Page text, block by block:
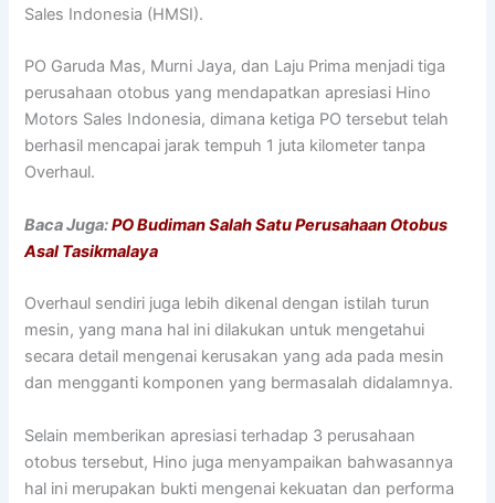
Sales Indonesia (HMSI).
PO Garuda Mas, Murni Jaya, dan Laju Prima menjadi tiga
perusahaan otobus yang mendapatkan apresiasi Hino
Motors Sales Indonesia, dimana ketiga PO tersebut telah
berhasil mencapai jarak tempuh 1 juta kilometer tanpa
Overhaul.
Baca Juga:PO Budiman Salah Satu Perusahaan Otobus
Asal Tasikmalaya
Overhaul sendiri juga lebih dikenal dengan istilah turun
mesin, yang mana hal ini dilakukan untuk mengetahui
secara detail mengenai kerusakan yang ada pada mesin
dan mengganti komponen yang bermasalah didalamnya.
Selain memberikan apresiasi terhadap 3 perusahaan
otobus tersebut, Hino juga menyampaikan bahwasannya
hal ini merupakan bukti mengenai kekuatan dan performa